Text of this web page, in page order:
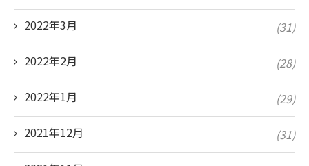
2022年3月 (31)
2022年2月 (28)
2022年1月 (29)
2021年12月 (31)